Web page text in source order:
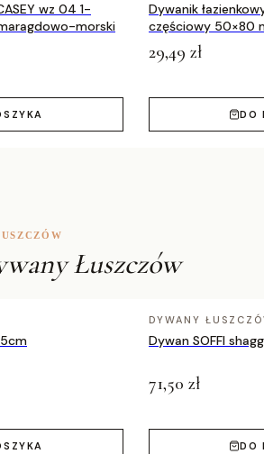
wz 04 1-
morski
Dywanik
częściowy 50×80
29,49 zł
DO
Łuszczów
DYWANY
Dywan SOFFI
71,50 zł
DO